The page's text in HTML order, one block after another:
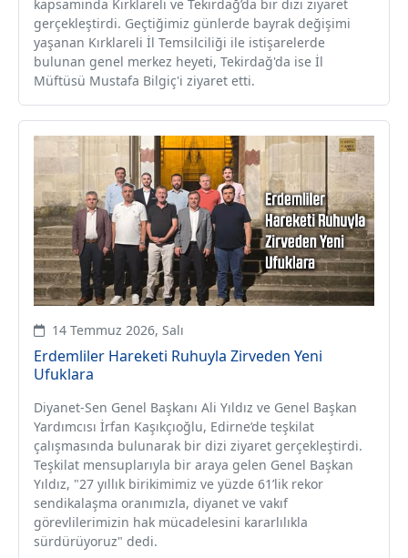
kapsamında Kırklareli ve Tekirdağ’da bir dizi ziyaret
gerçekleştirdi. Geçtiğimiz günlerde bayrak değişimi
yaşanan Kırklareli İl Temsilciliği ile istişarelerde
bulunan genel merkez heyeti, Tekirdağ'da ise İl
Müftüsü Mustafa Bilgiç'i ziyaret etti.
14 Temmuz 2026, Salı
Erdemliler Hareketi Ruhuyla Zirveden Yeni
Ufuklara
Diyanet-Sen Genel Başkanı Ali Yıldız ve Genel Başkan
Yardımcısı İrfan Kaşıkçıoğlu, Edirne’de teşkilat
çalışmasında bulunarak bir dizi ziyaret gerçekleştirdi.
Teşkilat mensuplarıyla bir araya gelen Genel Başkan
Yıldız, "27 yıllık birikimimiz ve yüzde 61’lik rekor
sendikalaşma oranımızla, diyanet ve vakıf
görevlilerimizin hak mücadelesini kararlılıkla
sürdürüyoruz" dedi.